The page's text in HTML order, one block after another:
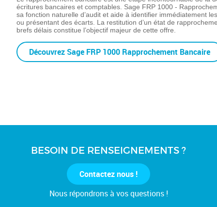
écritures bancaires et comptables. Sage FRP 1000 -
sa fonction naturelle d’audit et aide à identifier immédiatement
ou présentant des écarts. La restitution d’un état de
brefs délais constitue l’objectif majeur de cette offre.
Découvrez Sage FRP 1000 Rapprochement Bancaire
BESOIN DE RENSEIGNEMENTS ?
Contactez nous !
Nous répondrons à vos questions !